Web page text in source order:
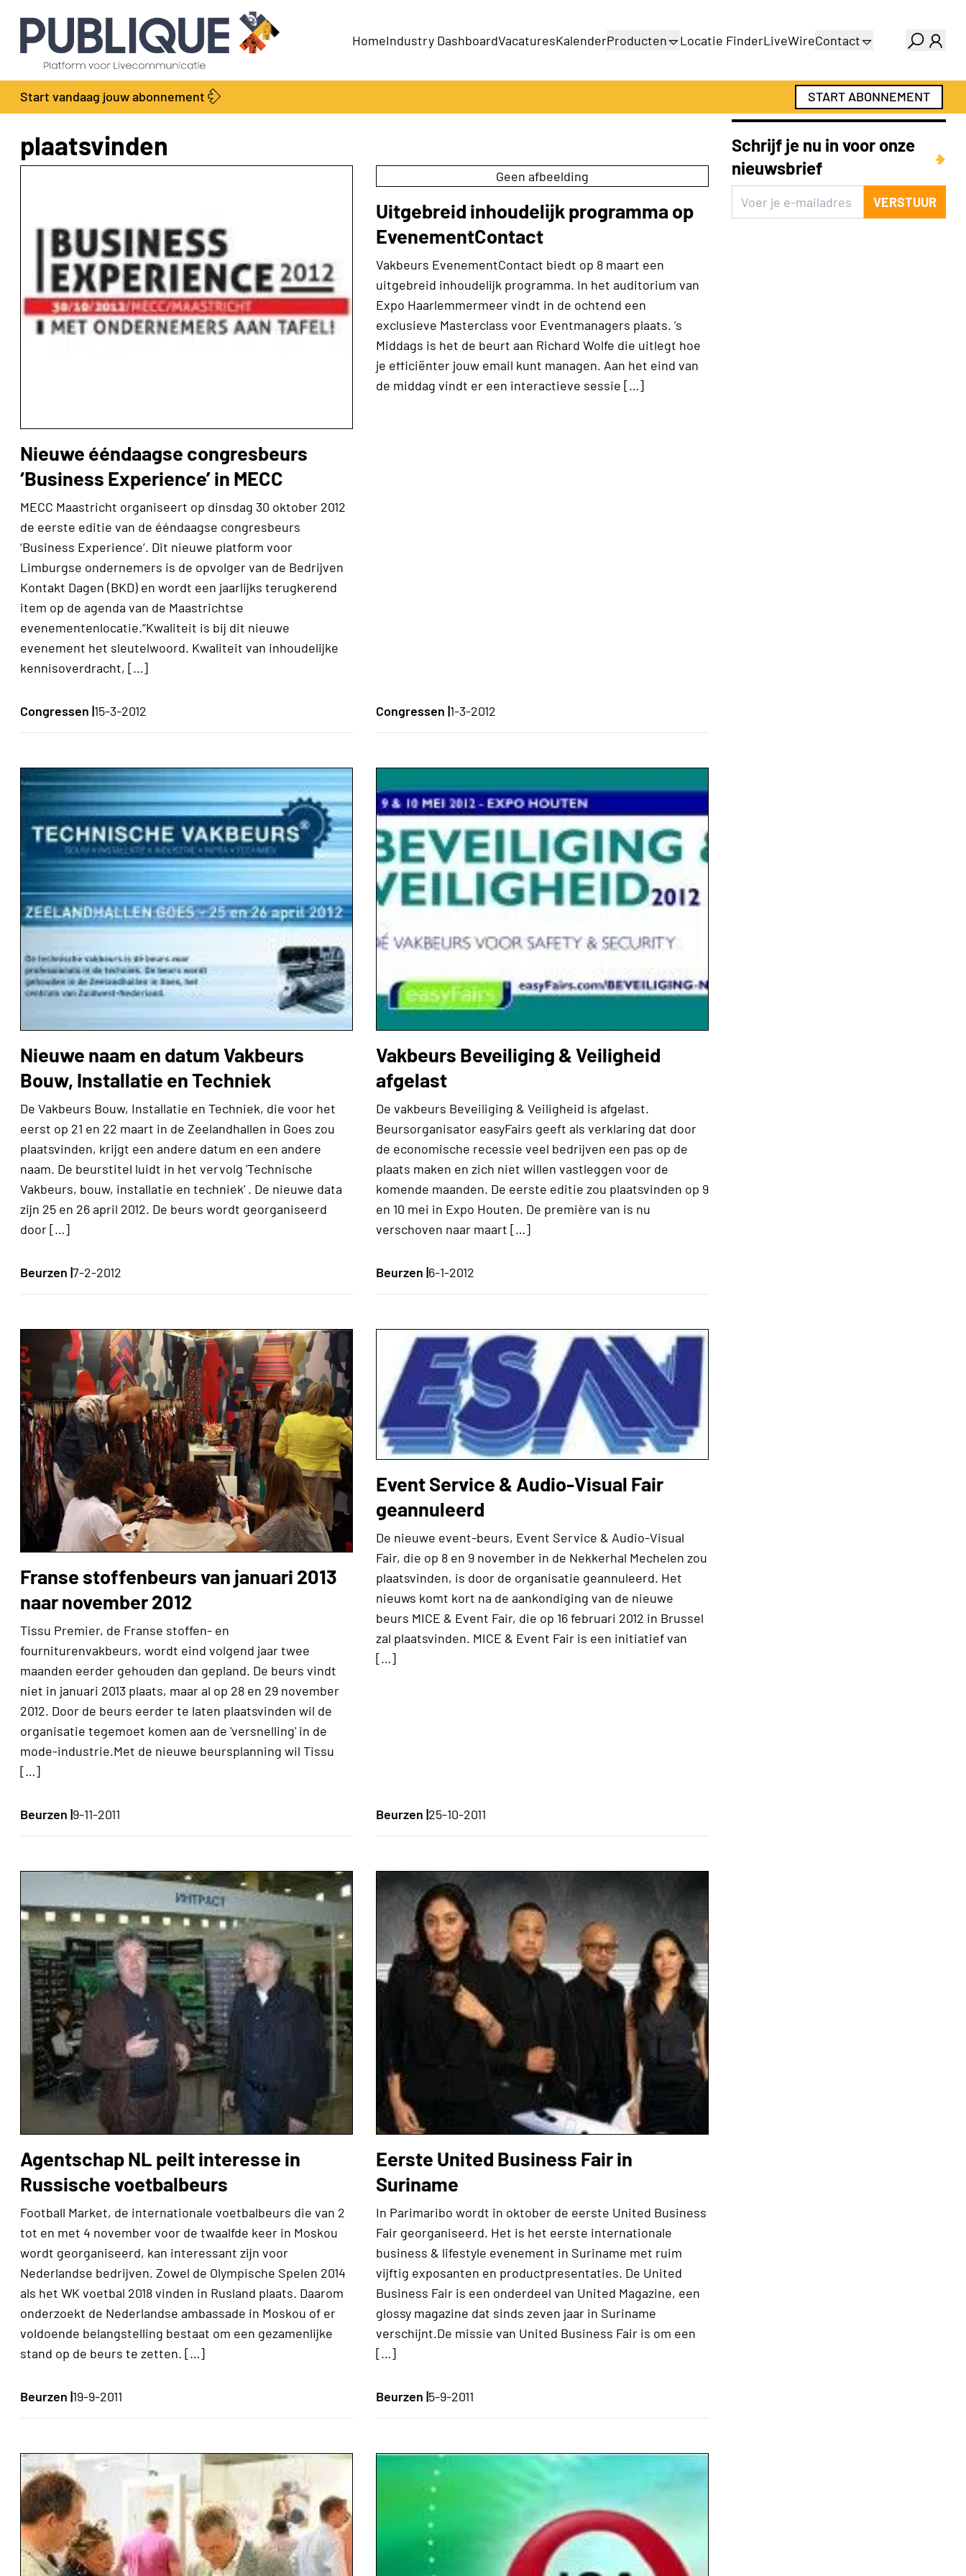
HomeIndustry DashboardVacaturesKalenderProducten
Productengids
Locatie FinderLiveWireContact
Adverteren
Abonnementen
Start vandaag jouw abonnement START ABONNEMENT
plaatsvinden
Nieuwe ééndaagse congresbeurs
‘Business Experience’ in MECC
MECC Maastricht organiseert op dinsdag 30 oktober 2012
de eerste editie van de ééndaagse congresbeurs
‘Business Experience’. Dit nieuwe platform voor
Limburgse ondernemers is de opvolger van de Bedrijven
Kontakt Dagen (BKD) en wordt een jaarlijks terugkerend
item op de agenda van de Maastrichtse
evenementenlocatie.“Kwaliteit is bij dit nieuwe
evenement het sleutelwoord. Kwaliteit van inhoudelijke
kennisoverdracht, […]
Congressen |15-3-2012
Geen afbeelding
Uitgebreid inhoudelijk programma op
EvenementContact
Vakbeurs EvenementContact biedt op 8 maart een
uitgebreid inhoudelijk programma. In het auditorium van
Expo Haarlemmermeer vindt in de ochtend een
exclusieve Masterclass voor Eventmanagers plaats. ’s
Middags is het de beurt aan Richard Wolfe die uitlegt hoe
je efficiënter jouw email kunt managen. Aan het eind van
de middag vindt er een interactieve sessie […]
Congressen |1-3-2012
Nieuwe naam en datum Vakbeurs
Bouw, Installatie en Techniek
De Vakbeurs Bouw, Installatie en Techniek, die voor het
eerst op 21 en 22 maart in de Zeelandhallen in Goes zou
plaatsvinden, krijgt een andere datum en een andere
naam. De beurstitel luidt in het vervolg 'Technische
Vakbeurs, bouw, installatie en techniek' . De nieuwe data
zijn 25 en 26 april 2012. De beurs wordt georganiseerd
door […]
Beurzen |7-2-2012
Vakbeurs Beveiliging & Veiligheid
afgelast
De vakbeurs Beveiliging & Veiligheid is afgelast.
Beursorganisator easyFairs geeft als verklaring dat door
de economische recessie veel bedrijven een pas op de
plaats maken en zich niet willen vastleggen voor de
komende maanden. De eerste editie zou plaatsvinden op 9
en 10 mei in Expo Houten. De première van is nu
verschoven naar maart […]
Beurzen |6-1-2012
Franse stoffenbeurs van januari 2013
naar november 2012
Tissu Premier, de Franse stoffen- en
fourniturenvakbeurs, wordt eind volgend jaar twee
maanden eerder gehouden dan gepland. De beurs vindt
niet in januari 2013 plaats, maar al op 28 en 29 november
2012. Door de beurs eerder te laten plaatsvinden wil de
organisatie tegemoet komen aan de 'versnelling' in de
mode-industrie.Met de nieuwe beursplanning wil Tissu
[…]
Beurzen |9-11-2011
Event Service & Audio-Visual Fair
geannuleerd
De nieuwe event-beurs, Event Service & Audio-Visual
Fair, die op 8 en 9 november in de Nekkerhal Mechelen zou
plaatsvinden, is door de organisatie geannuleerd. Het
nieuws komt kort na de aankondiging van de nieuwe
beurs MICE & Event Fair, die op 16 februari 2012 in Brussel
zal plaatsvinden. MICE & Event Fair is een initiatief van
[…]
Beurzen |25-10-2011
Agentschap NL peilt interesse in
Russische voetbalbeurs
Football Market, de internationale voetbalbeurs die van 2
tot en met 4 november voor de twaalfde keer in Moskou
wordt georganiseerd, kan interessant zijn voor
Nederlandse bedrijven. Zowel de Olympische Spelen 2014
als het WK voetbal 2018 vinden in Rusland plaats. Daarom
onderzoekt de Nederlandse ambassade in Moskou of er
voldoende belangstelling bestaat om een gezamenlijke
stand op de beurs te zetten. […]
Beurzen |19-9-2011
Eerste United Business Fair in
Suriname
In Parimaribo wordt in oktober de eerste United Business
Fair georganiseerd. Het is het eerste internationale
business & lifestyle evenement in Suriname met ruim
vijftig exposanten en productpresentaties. De United
Business Fair is een onderdeel van United Magazine, een
glossy magazine dat sinds zeven jaar in Suriname
verschijnt.De missie van United Business Fair is om een
[…]
Beurzen |5-9-2011
Schrijf je nu in voor onze
nieuwsbrief
VERSTUUR